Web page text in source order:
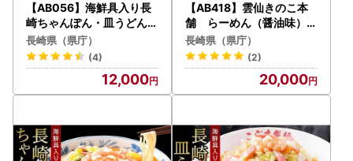
【AB056】海鮮具入り長
崎ちゃんぽん・皿うどん
各２食セット＜こじま製麺
＞｜長崎県
長崎県（県庁）
(4)
12,000
【AB418】雲仙きのこ本
舗 らーめん（醤油味）1
0食入
長崎県（県庁）
(2)
20,000